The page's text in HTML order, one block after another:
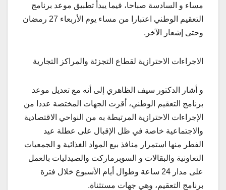
مساء و السادسة صباحا، فيما يبدأ تطبيق موعد برنامج
التعقيم الوطني اعتبارا من مساء يوم الأربعاء 27 رمضان
وحتى إشعار الآخر.
الاجراءات الاحترازية لقطاع التجزئة والمراكز التجارية
و أشار الدكتور سيف الظاهري إلى أنه مع تعديل موعد
برنامج التعقيم الوطني، أقرت الجهات المختصة عددا من
الإجراءات الاحترازية المرتبطة به من النواحي الاقتصادية
والاجتماعية خاصة في ظل الإقبال على عطلة عيد
الفطر منها استمرار منافذ بيع المواد الغذائية و الجمعيات
التعاونية والبقالات و السوبرماركت والصيدليات بالعمل
على مدار 24 ساعة وطوال أيام الأسبوع خلال فترة
برنامج التعقيم، وهي جهات مستثناة.